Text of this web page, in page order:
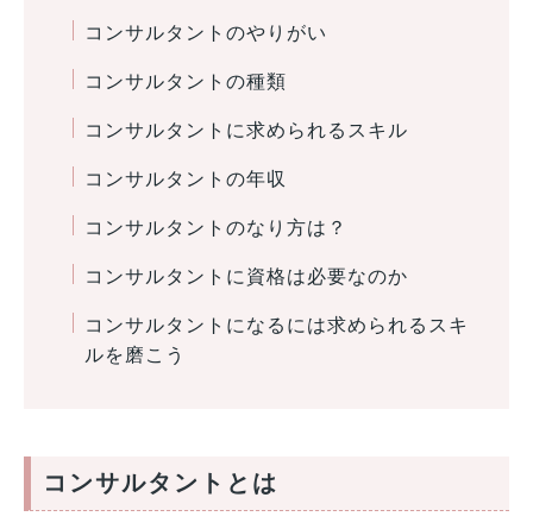
コンサルタントのやりがい
コンサルタントの種類
コンサルタントに求められるスキル
コンサルタントの年収
コンサルタントのなり方は？
コンサルタントに資格は必要なのか
コンサルタントになるには求められるスキ
ルを磨こう
コンサルタントとは